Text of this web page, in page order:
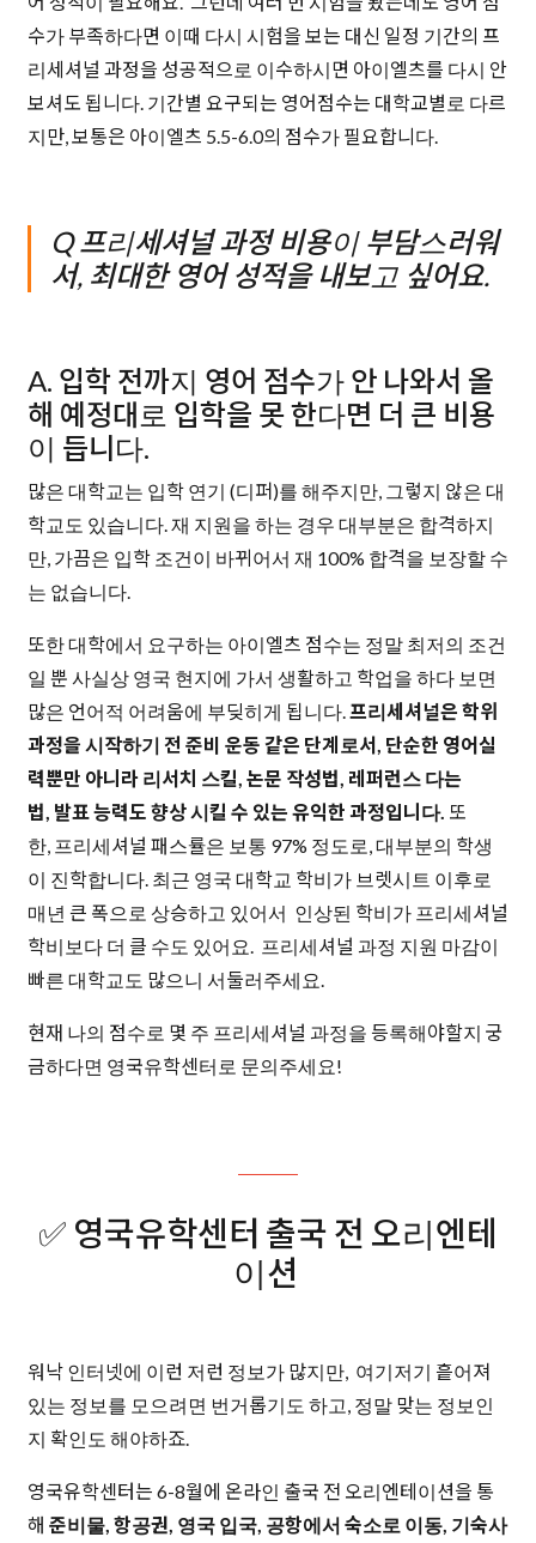
수가 부족하다면 이때 다시 시험을 보는 대신 일정 기간의 프
리세셔널 과정을 성공적으로 이수하시면 아이엘츠를 다시 안
보셔도 됩니다. 기간별 요구되는 영어점수는 대학교별로 다르
지만, 보통은 아이엘츠 5.5-6.0의 점수가 필요합니다.
Q 프리세셔널 과정 비용이 부담스러워
서, 최대한 영어 성적을 내보고 싶어요.
A. 입학 전까지 영어 점수가 안 나와서 올
해 예정대로 입학을 못 한다면 더 큰 비용
이 듭니다.
많은 대학교는 입학 연기 (디퍼)를 해주지만, 그렇지 않은 대
학교도 있습니다. 재 지원을 하는 경우 대부분은 합격하지
만, 가끔은 입학 조건이 바뀌어서 재 100% 합격을 보장할 수
는 없습니다.
또한 대학에서 요구하는 아이엘츠 점수는 정말 최저의 조건
일 뿐 사실상 영국 현지에 가서 생활하고 학업을 하다 보면
많은 언어적 어려움에 부딪히게 됩니다.프리세셔널은 학위
과정을 시작하기 전 준비 운동 같은 단계로서, 단순한 영어실
력뿐만 아니라 리서치 스킬, 논문 작성법, 레퍼런스 다는
법, 발표 능력도 향상 시킬 수 있는 유익한 과정입니다. 또
한, 프리세셔널 패스률은 보통 97% 정도로, 대부분의 학생
이 진학합니다. 최근 영국 대학교 학비가 브렛시트 이후로
매년 큰 폭으로 상승하고 있어서 인상된 학비가 프리세셔널
학비보다 더 클 수도 있어요. 프리세셔널 과정 지원 마감이
빠른 대학교도 많으니 서둘러주세요.
현재 나의 점수로 몇 주 프리세셔널 과정을 등록해야할지 궁
금하다면 영국유학센터로 문의주세요!
✅ 영국유학센터 출국 전 오리엔테
이션
워낙 인터넷에 이런 저런 정보가 많지만, 여기저기 흩어져
있는 정보를 모으려면 번거롭기도 하고, 정말 맞는 정보인
지 확인도 해야하죠.
영국유학센터는 6-8월에 온라인 출국 전 오리엔테이션을 통
해 준비물, 항공권, 영국 입국, 공항에서 숙소로 이동, 기숙사